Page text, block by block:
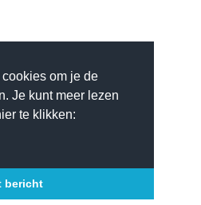
om je de
Je kunt meer lezen
te klikken:
bericht